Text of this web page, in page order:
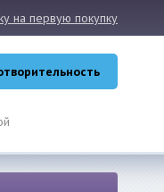
на первую покупку